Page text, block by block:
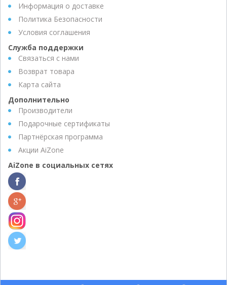
Информация о доставке
Политика Безопасности
Условия соглашения
Служба поддержки
Связаться с нами
Возврат товара
Карта сайта
Дополнительно
Производители
Подарочные сертификаты
Партнёрская программа
Акции AiZone
AiZone в социальных сетях